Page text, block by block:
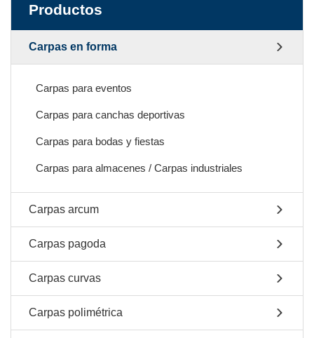
Productos
Carpas en forma
Carpas para eventos
Carpas para canchas deportivas
Carpas para bodas y fiestas
Carpas para almacenes / Carpas industriales
Carpas arcum
Carpas pagoda
Carpas curvas
Carpas polimétrica